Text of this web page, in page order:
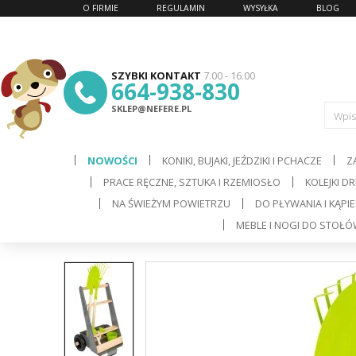
SZYBKI KONTAKT 7.00 - 16.00
664-938-830
SKLEP@NEFERE.PL
O FIRMIE REGULAMIN WYSYŁKA BLOG
NOWOŚCI KONIKI, BUJAKI, JEŹDZIKI I PCHACZE
PRACE RĘCZNE, SZTUKA I RZEMIOSŁO
KOLEJKI
NA ŚWIEŻYM POWIETRZU
DO PŁYWANIA I
MEBLE I NOGI DO